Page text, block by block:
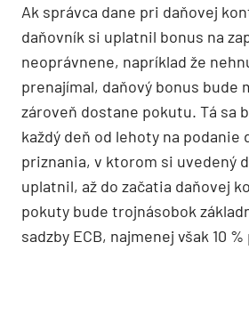
Ak správca dane pri daňovej
daňovník si uplatnil bonus na
neoprávnene, napríklad že
prenajímal, daňový bonus bude
zároveň dostane pokutu. Tá sa
každý deň od lehoty na podanie
priznania, v ktorom si uvedený
uplatnil, až do začatia daňovej
pokuty bude trojnásobok
sadzby ECB, najmenej však 10 %